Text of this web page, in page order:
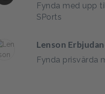
Fynda med upp
SPorts
Lenson
Fynda prisvärda